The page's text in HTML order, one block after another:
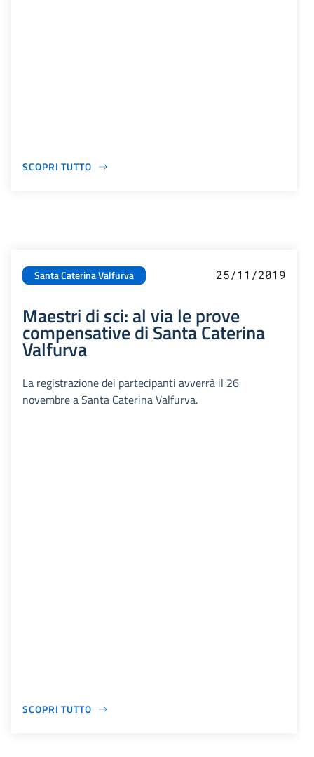
SCOPRI TUTTO
Santa Caterina Valfurva 25/11/2019
Maestri di sci: al via le prove
compensative di Santa Caterina
Valfurva
La registrazione dei partecipanti avverrà il 26
novembre a Santa Caterina Valfurva.
SCOPRI TUTTO